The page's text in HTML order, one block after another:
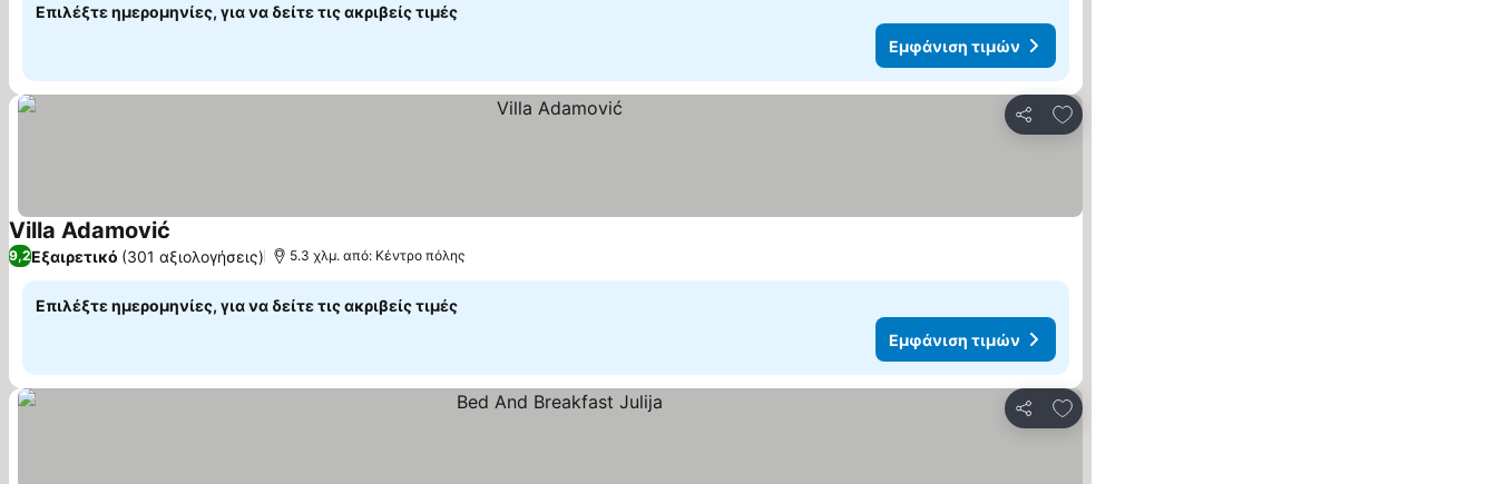
Επιλέξτε ημερομηνίες, για να δείτε τις ακριβείς τιμές
Εμφάνιση τιμών
Κοινοποίηση
Προσθήκη στα αγαπημένα
Villa Adamović
9,2Εξαιρετικό (301 αξιολογήσεις) 5.3 χλμ. από: Κέντρο πόλης
Επιλέξτε ημερομηνίες, για να δείτε τις ακριβείς τιμές
Εμφάνιση τιμών
Κοινοποίηση
Προσθήκη στα αγαπημένα